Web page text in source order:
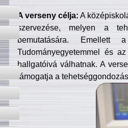
A verseny célja: A
szervezése, melyen a
bemutatására. Emellett
Tudományegyetemmel és
hallgatóivá válhatnak. A
támogatja a